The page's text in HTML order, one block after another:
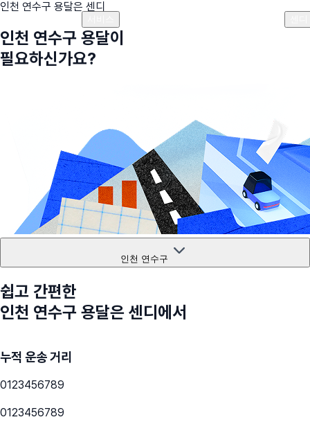
인천 연수구 용달은 센디
인천 연수구 용달이
필요하신가요?
인천 연수구
쉽고 간편한
인천 연수구 용달은 센디에서
누적 운송 거리
0123456789
0123456789